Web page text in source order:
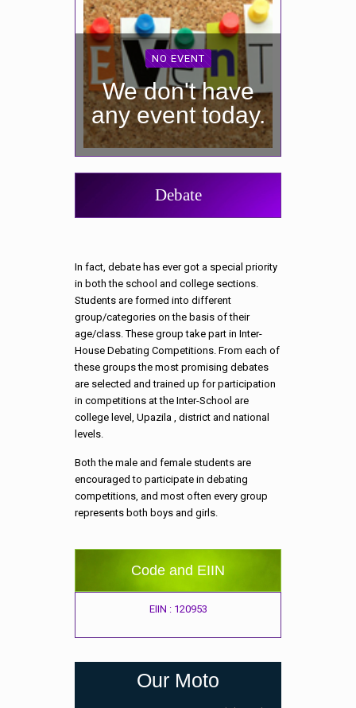
NO EVENT
We don't have
any event today.
Debate
In fact, debate has ever got a special priority
in both the school and college sections.
Students are formed into different
group/categories on the basis of their
age/class. These group take part in Inter-
House Debating Competitions. From each of
these groups the most promising debates
are selected and trained up for participation
in competitions at the Inter-School are
college level, Upazila , district and national
levels.
Both the male and female students are
encouraged to participate in debating
competitions, and most often every group
represents both boys and girls.
Code and EIIN
EIIN : 120953
Our Moto